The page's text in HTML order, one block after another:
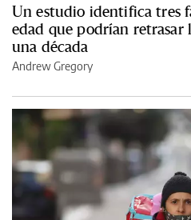
Un estudio identifica tres
edad que podrían retrasar
una década
Andrew Gregory